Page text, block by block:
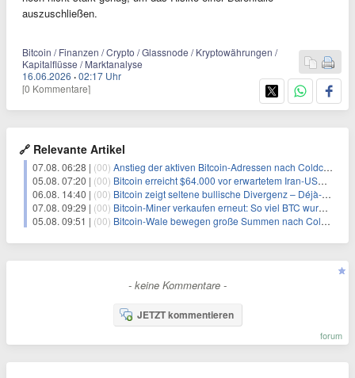
auszuschließen.
Bitcoin / Finanzen / Crypto / Glassnode / Kryptowährungen /
Kapitalflüsse / Marktanalyse
16.06.2026 ·02:17 Uhr
[0 Kommentare]
🔗 Relevante Artikel
07.08. 06:28 | (00) Anstieg der aktiven Bitcoin-Adressen nach Coldcard-Panik
05.08. 07:20 | (00) Bitcoin erreicht $64.000 vor erwartetem Iran-USA-Oman-Abkommen zur Straße von Hormus
06.08. 14:40 | (00) Bitcoin zeigt seltene bullische Divergenz – Déjà-vu für BTC?
07.08. 09:29 | (00) Bitcoin-Miner verkaufen erneut: So viel BTC wurde angeblich abgesetzt
05.08. 09:51 | (00) Bitcoin-Wale bewegen große Summen nach Coldcard-Chaos
- keine Kommentare -
JETZT kommentieren
forum